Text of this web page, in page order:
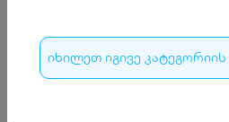
იხილეთ იგივე კატეგორიის
სრული ღირებულების